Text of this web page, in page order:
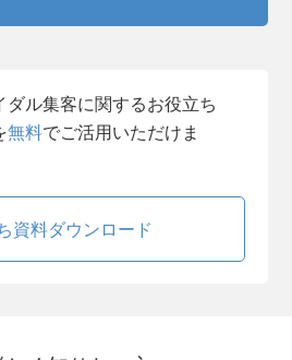
ダル集客に関するお役立ち
無料でご活用いただけま
資料ダウンロード